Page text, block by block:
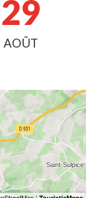
29
AOÛT